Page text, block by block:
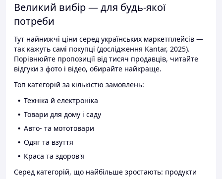
Великий вибір — для будь-якої
потреби
Тут найнижчі ціни серед українських маркетплейсів —
так кажуть самі покупці (дослідження Kantar, 2025).
Порівнюйте пропозиції від тисяч продавців, читайте
відгуки з фото і відео, обирайте найкраще.
Топ категорій за кількістю замовлень:
Техніка й електроніка
Товари для дому і саду
Авто- та мототовари
Одяг та взуття
Краса та здоров'я
Серед категорій, що найбільше зростають: продукти